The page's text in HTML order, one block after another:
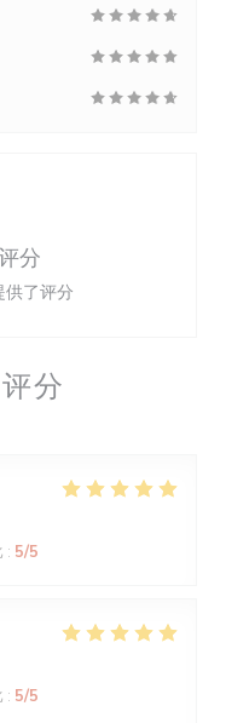
分
: 5/5
: 5/5
分
供了评分